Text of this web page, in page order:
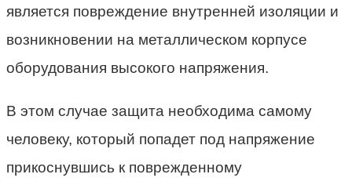
является повреждение внутренней изоляции и
возникновении на металлическом корпусе
оборудования высокого напряжения.
В этом случае защита необходима самому
человеку, который попадет под напряжение
прикоснувшись к поврежденному